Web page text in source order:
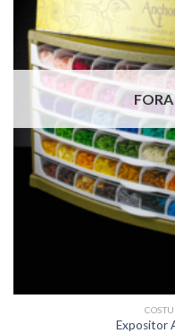
Expositor